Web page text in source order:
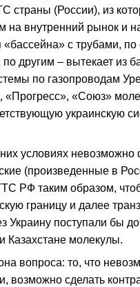
страны (России), из
на внутренний рынок и
«бассейна» с трубами,
по другим – вытекает из
по газопроводам
«Прогресс», «Союз»
украинскую
условиях невозможно
(произведенные в
РФ таким образом,
границу и далее
Украину поступали бы
Казахстане молекулы.
вопроса: то, что
возможно сделать